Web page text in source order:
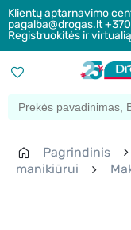
Klientų aptarnavimo
pagalba@drogas.lt
Registruokitės ir
Pagrindinis
manikiūrui